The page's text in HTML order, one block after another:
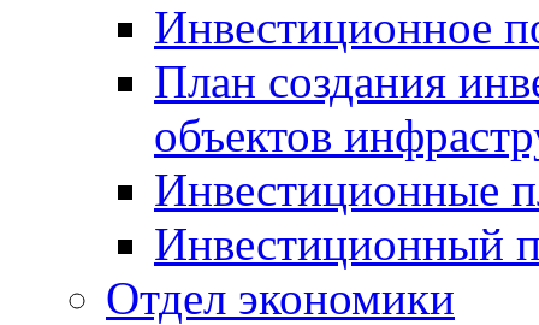
Инвестиционное
План создания
объектов
Инвестиционные
Инвестиционный
Отдел экономики